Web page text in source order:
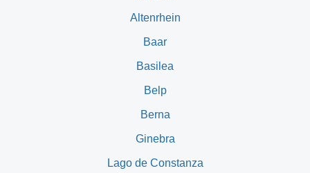
Altenrhein
Baar
Basilea
Belp
Berna
Ginebra
Lago de Constanza